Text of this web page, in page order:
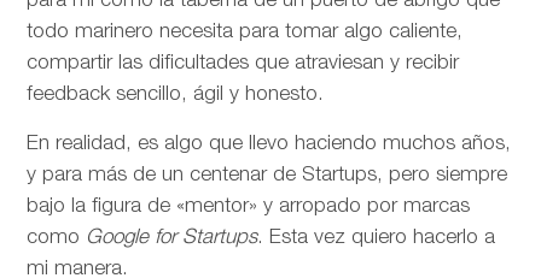
todo marinero necesita para tomar algo caliente,
compartir las dificultades que atraviesan y recibir
feedback sencillo, ágil y honesto.
En realidad, es algo que llevo haciendo muchos años,
y para más de un centenar de Startups, pero siempre
bajo la figura de «mentor» y arropado por marcas
como Google for Startups. Esta vez quiero hacerlo a
mi manera.